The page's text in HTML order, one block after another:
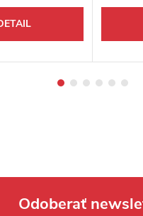
Odoberať